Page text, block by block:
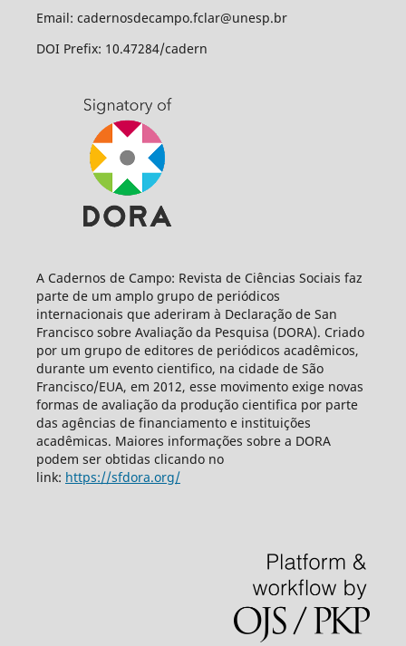
Email: cadernosdecampo.fclar@unesp.br
DOI Prefix: 10.47284/cadern
A Cadernos de Campo: Revista de Ciências Sociais faz
parte de um amplo grupo de periódicos
internacionais que aderiram à Declaração de San
Francisco sobre Avaliação da Pesquisa (DORA). Criado
por um grupo de editores de periódicos acadêmicos,
durante um evento cientifico, na cidade de São
Francisco/EUA, em 2012, esse movimento exige novas
formas de avaliação da produção cientifica por parte
das agências de financiamento e instituições
acadêmicas. Maiores informações sobre a DORA
podem ser obtidas clicando no
link: https://sfdora.org/